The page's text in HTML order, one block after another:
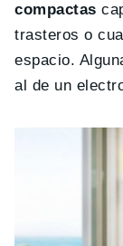
compactas
trasteros o
espacio.
al de un